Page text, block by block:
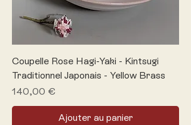
Coupelle Rose Hagi-Yaki - Kintsugi
Traditionnel Japonais - Yellow Brass
Prix
140,00 €
Ajouter au panier